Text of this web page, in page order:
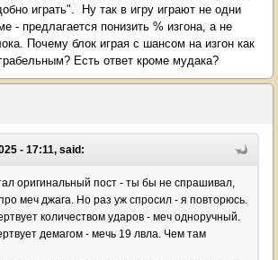
играть". Ну так в игру играют не одни
- предлагается понизить % изгона, а не
Почему блок играя с шансом на изгон как
Есть ответ кроме мудака?
- 17:11, said:
оригинальный пост - ты бы не спрашивал,
меч джага. Но раз уж спросил - я повторюсь.
количеством ударов - меч одноручный.
демагом - мечь 19 лвла. Чем там